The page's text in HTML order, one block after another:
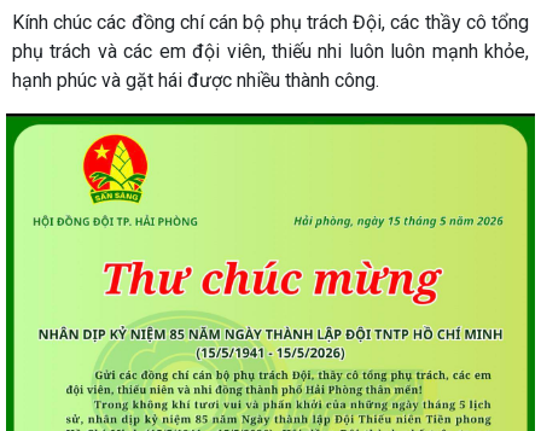
Kính chúc các đồng chí cán bộ phụ trách Đội, các thầy cô tổng
phụ trách và các em đội viên, thiếu nhi luôn luôn mạnh khỏe,
hạnh phúc và gặt hái được nhiều thành công.